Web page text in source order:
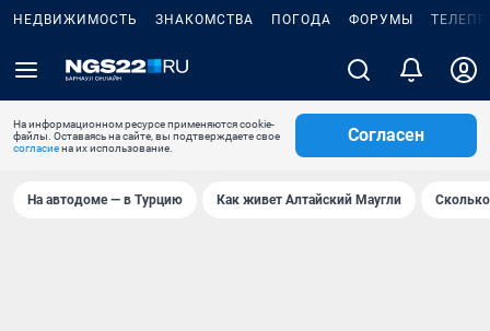
НЕДВИЖИМОСТЬ ЗНАКОМСТВА ПОГОДА ФОРУМЫ
На информационном ресурсе применяются cookie-
файлы. Оставаясь на сайте, вы подтверждаете свое
согласиена их использование.
Согласен
На автодоме — в Турцию Как живет Алтайский Маугли